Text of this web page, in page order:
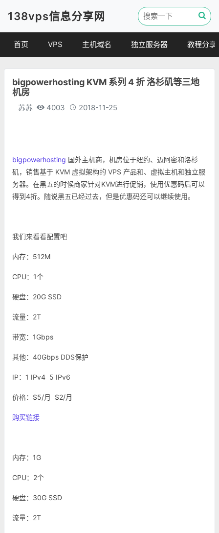
138vps信息分享网
首页 VPS
便宜VPS
主机域名
虚拟主机
独立服务器 教程分享
建站教程
bigpowerhosting KVM 系列 4 折 洛杉矶等三地
机房
苏苏 4003 2018-11-25
bigpowerhosting 国外主机商，机房位于纽约、迈阿密和洛杉
矶，销售基于 KVM 虚拟架构的 VPS 产品和、虚拟主机和独立服
务器。在黑五的时候商家针对KVM进行促销，使用优惠码后可以
得到4折。随说黑五已经过去，但是优惠码还可以继续使用。
我们来看看配置吧
内存：512M
CPU：1个
硬盘：20G SSD
流量：2T
带宽：1Gbps
其他：40Gbps DDS保护
IP：1 IPv4 5 IPv6
价格：$5/月 $2/月
购买链接
内存：1G
CPU：2个
硬盘：30G SSD
流量：2T